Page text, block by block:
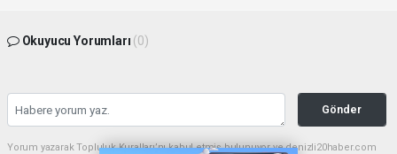
Okuyucu Yorumları (0)
Gönder
Yorum yazarak Topluluk Kuralları’nı kabul etmiş bulunuyor ve denizli20haber.com